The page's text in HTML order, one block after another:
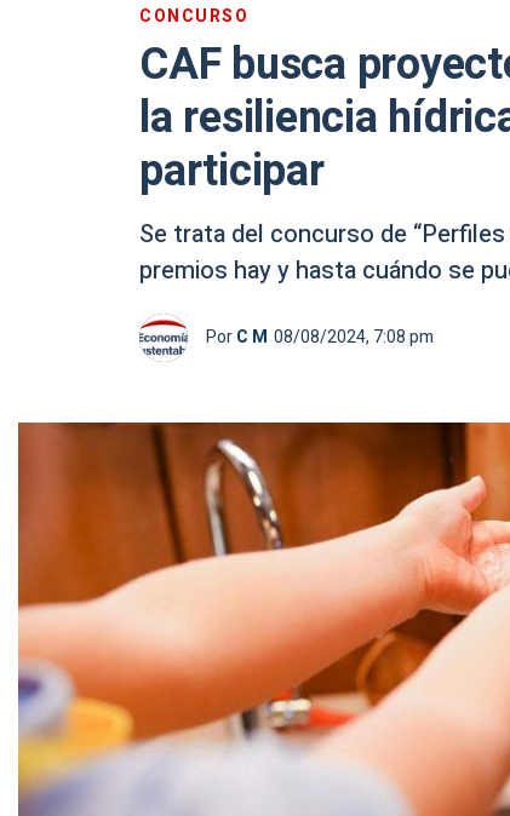
CONCURSO
CAF busca
la resiliencia
participar
Se trata del concurso de
premios hay y hasta cuándo se
PorC M 08/08/2024, 7:08 pm